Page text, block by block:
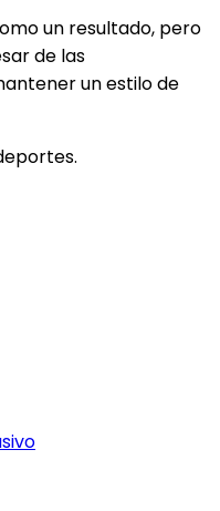
un resultado, pero
de las
un estilo de